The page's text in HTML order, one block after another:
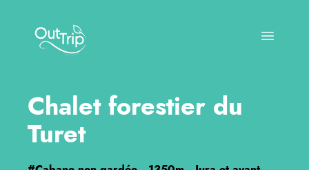
Outtrip
Open
Chalet forestier du
Turet